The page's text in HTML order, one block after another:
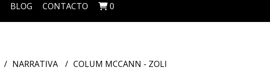
BLOG CONTACTO 0
NARRATIVA COLUM MCCANN - ZOLI